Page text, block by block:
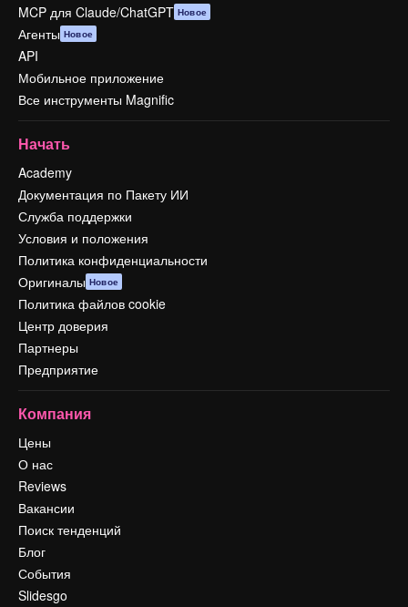
MCP для Claude/ChatGPT Новое
Агенты Новое
API
Мобильное приложение
Все инструменты Magnific
Начать
Academy
Документация по Пакету ИИ
Служба поддержки
Условия и положения
Политика конфиденциальности
Оригиналы Новое
Политика файлов cookie
Центр доверия
Партнеры
Предприятие
Компания
Цены
О нас
Reviews
Вакансии
Поиск тенденций
Блог
События
Slidesgo